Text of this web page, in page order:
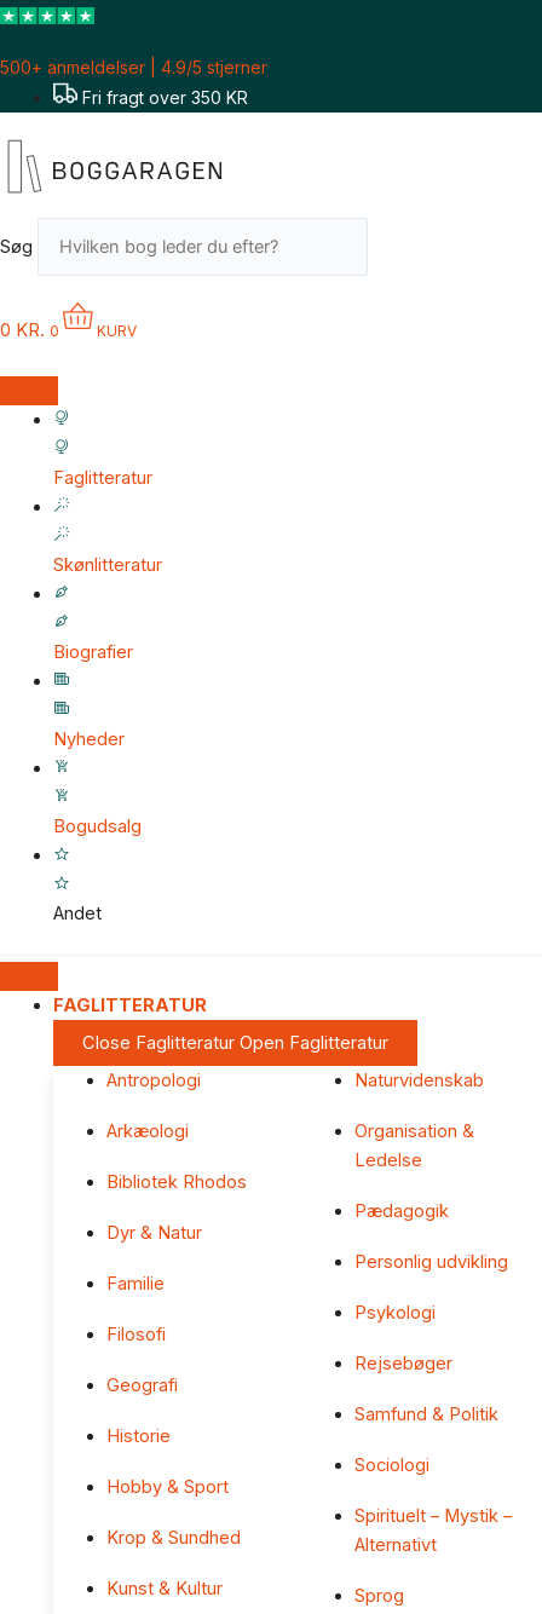
Gå
indholdet
500+ anmeldelser | 4.9/5 stjerner
Fri fragt over 350 KR
Søg
0 KR. 0 KURV
Faglitteratur
Skønlitteratur
Biografier
Nyheder
Bogudsalg
Andet
FAGLITTERATUR
Close Faglitteratur Open Faglitteratur
Antropologi
Arkæologi
Bibliotek Rhodos
Dyr & Natur
Familie
Filosofi
Geografi
Historie
Hobby & Sport
Krop & Sundhed
Kunst & Kultur
Naturvidenskab
Organisation &
Ledelse
Pædagogik
Personlig udvikling
Psykologi
Rejsebøger
Samfund & Politik
Sociologi
Spirituelt – Mystik –
Alternativt
Sprog